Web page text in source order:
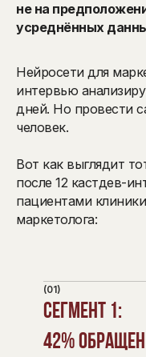
не на
усреднённых
Нейросети для
интервью
дней. Но провести
человек.
Вот как выглядит
после 12 кастдев-
пациентами
маркетолога:
(01)
Сегмент 1:
42%